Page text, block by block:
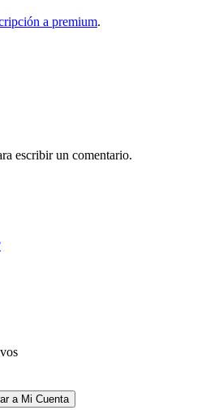
a premium.
escribir un comentario.
a Mi Cuenta